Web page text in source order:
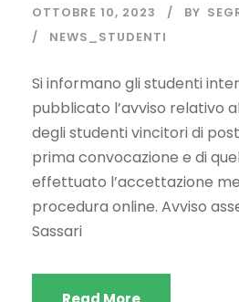
OTTOBRE 10, 2023 BY
NEWS_STUDENTI
Si informano gli studenti
pubblicato l’avviso relativo
degli studenti vincitori di
prima convocazione e di
effettuato l’accettazione
procedura online. Avviso
Sassari